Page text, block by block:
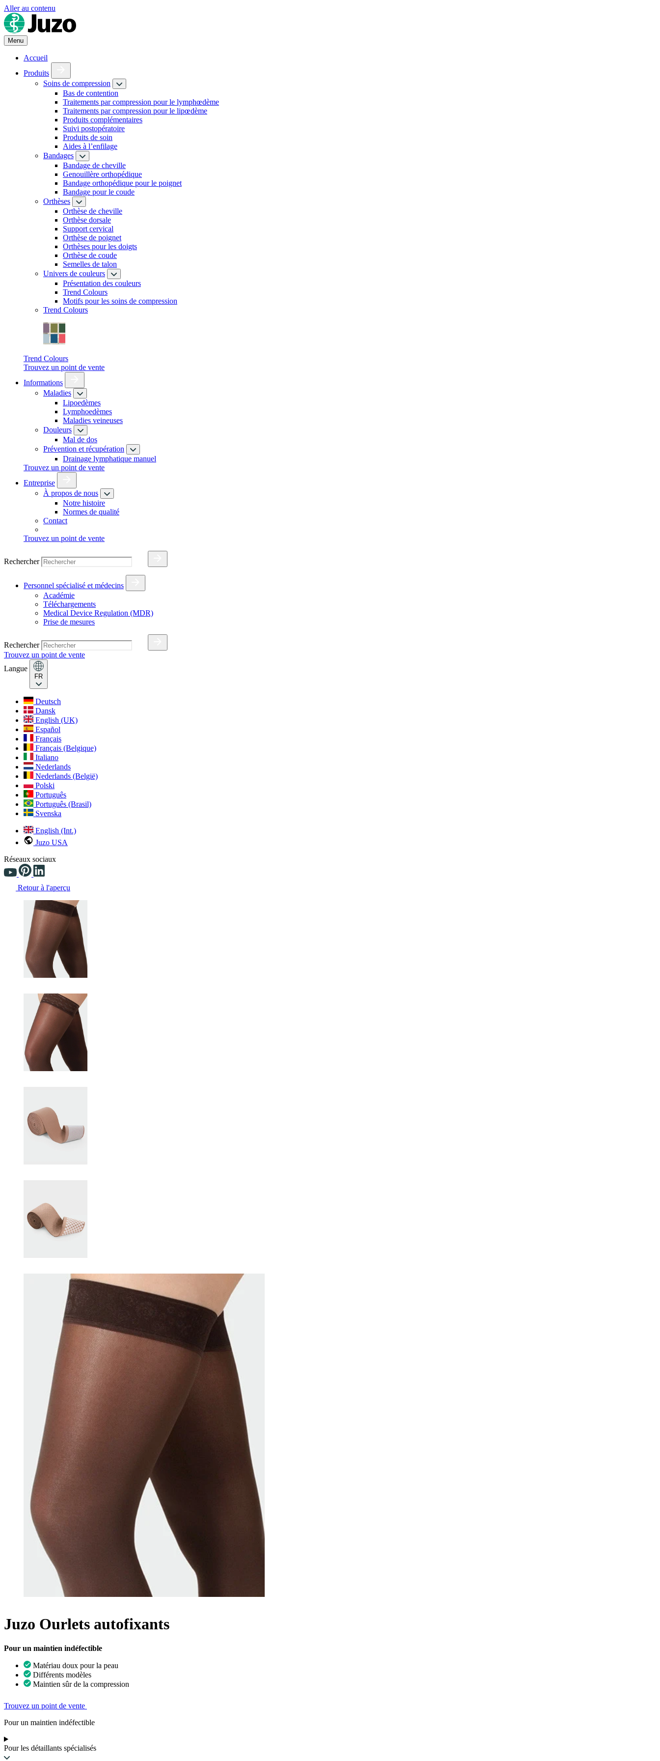
Aller au contenu
Menu
Accueil
Produits
Soins de compression
Bas de contention
Traitements par compression pour le lymphœdème
Traitements par compression pour le lipœdème
Produits complémentaires
Suivi postopératoire
Produits de soin
Aides à l’enfilage
Bandages
Bandage de cheville
Genouillère orthopédique
Bandage orthopédique pour le poignet
Bandage pour le coude
Orthèses
Orthèse de cheville
Orthèse dorsale
Support cervical
Orthèse de poignet
Orthèses pour les doigts
Orthèse de coude
Semelles de talon
Univers de couleurs
Présentation des couleurs
Trend Colours
Motifs pour les soins de compression
Trend Colours
Trend Colours
Trouvez un point de vente
Informations
Maladies
Lipoedèmes
Lymphoedèmes
Maladies veineuses
Douleurs
Mal de dos
Prévention et récupération
Drainage lymphatique manuel
Trouvez un point de vente
Entreprise
À propos de nous
Notre histoire
Normes de qualité
Contact
Trouvez un point de vente
Rechercher
Personnel spécialisé et médecins
Académie
Téléchargements
Medical Device Regulation (MDR)
Prise de mesures
Rechercher
Trouvez un point de vente
Langue
FR
Deutsch
Dansk
English (UK)
Español
Français
Français (Belgique)
Italiano
Nederlands
Nederlands (België)
Polski
Português
Português (Brasil)
Svenska
English (Int.)
Juzo USA
Réseaux sociaux
Retour à l'aperçu
Juzo Ourlets autofixants
Pour un maintien indéfectible
Matériau doux pour la peau
Différents modèles
Maintien sûr de la compression
Trouvez un point de vente
Pour un maintien indéfectible
Pour les détaillants spécialisés